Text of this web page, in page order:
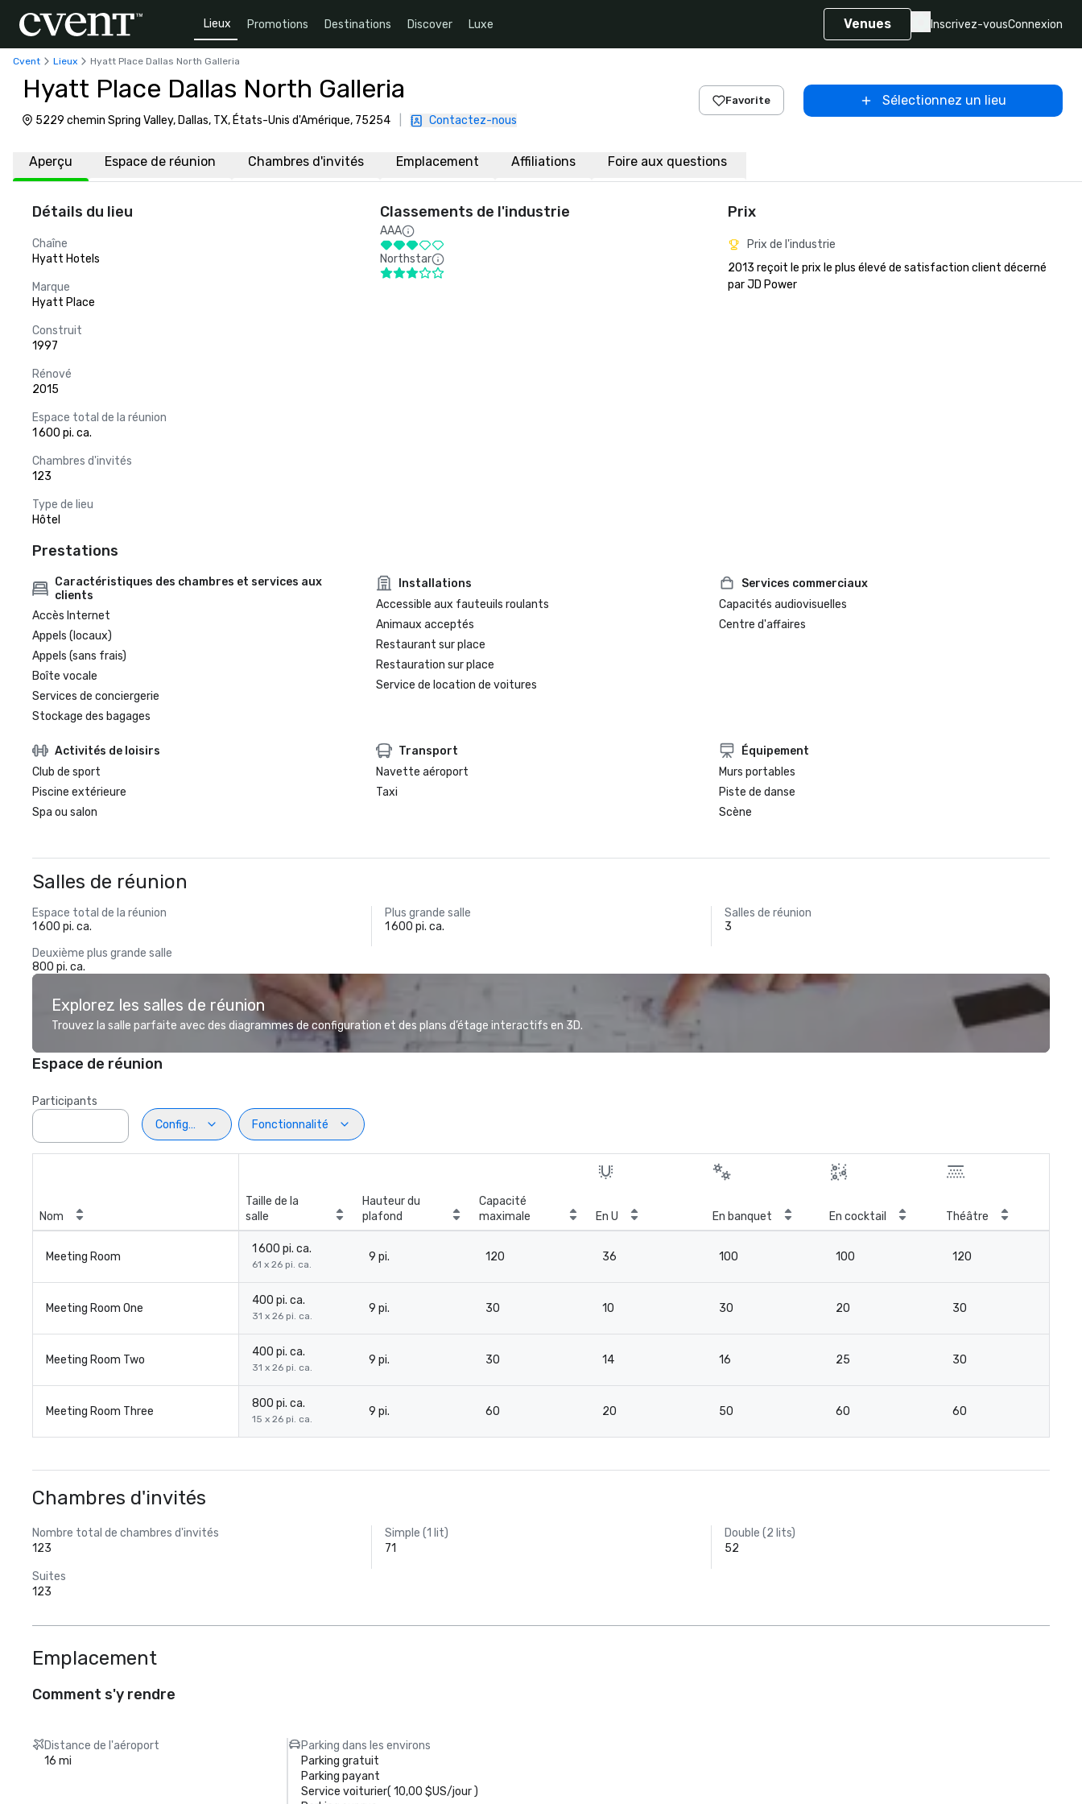
Lieux Promotions Destinations Discover Luxe Venues Inscrivez-vousConnexion
Cvent Lieux Hyatt Place Dallas North Galleria
Hyatt Place Dallas North Galleria
5229 chemin Spring Valley, Dallas, TX, États-Unis d'Amérique, 75254 Contactez-nous
Favorite Sélectionnez un lieu
Aperçu Espace de réunion Chambres d'invités Emplacement Affiliations Foire aux questions
Détails du lieu
Chaîne
Hyatt Hotels
Marque
Hyatt Place
Construit
1997
Rénové
2015
Espace total de la réunion
1 600 pi. ca.
Chambres d'invités
123
Type de lieu
Hôtel
Classements de l'industrie
AAA
Northstar
Prix
Prix de l'industrie
2013 reçoit le prix le plus élevé de satisfaction client décerné
par JD Power
Prestations
Caractéristiques des chambres et services aux
clients
Accès Internet
Appels (locaux)
Appels (sans frais)
Boîte vocale
Services de conciergerie
Stockage des bagages
Installations
Accessible aux fauteuils roulants
Animaux acceptés
Restaurant sur place
Restauration sur place
Service de location de voitures
Services commerciaux
Capacités audiovisuelles
Centre d'affaires
Activités de loisirs
Club de sport
Piscine extérieure
Spa ou salon
Transport
Navette aéroport
Taxi
Équipement
Murs portables
Piste de danse
Scène
Salles de réunion
Espace total de la réunion
1 600 pi. ca.
Plus grande salle
1 600 pi. ca.
Salles de réunion
3
Deuxième plus grande salle
800 pi. ca.
Explorez les salles de réunion
Trouvez la salle parfaite avec des diagrammes de configuration et des plans d’étage interactifs en 3D.
Espace de réunion
Participants
Configuration
Fonctionnalité
Nom
Taille de la
salle
Hauteur du
plafond
Capacité
maximale
En U En banquet En cocktail Théâtre
Meeting Room
1 600 pi. ca.
61 x 26 pi. ca.
9 pi. 120 36 100 100 120
Meeting Room One
400 pi. ca.
31 x 26 pi. ca.
9 pi. 30 10 30 20 30
Meeting Room Two
400 pi. ca.
31 x 26 pi. ca.
9 pi. 30 14 16 25 30
Meeting Room Three
800 pi. ca.
15 x 26 pi. ca.
9 pi. 60 20 50 60 60
Chambres d'invités
Nombre total de chambres d'invités
123
Simple (1 lit)
71
Double (2 lits)
52
Suites
123
Emplacement
Comment s'y rendre
Distance de l'aéroport
16 mi
Parking dans les environs
Parking gratuit
Parking payant
Service voiturier( 10,00 $US/jour)